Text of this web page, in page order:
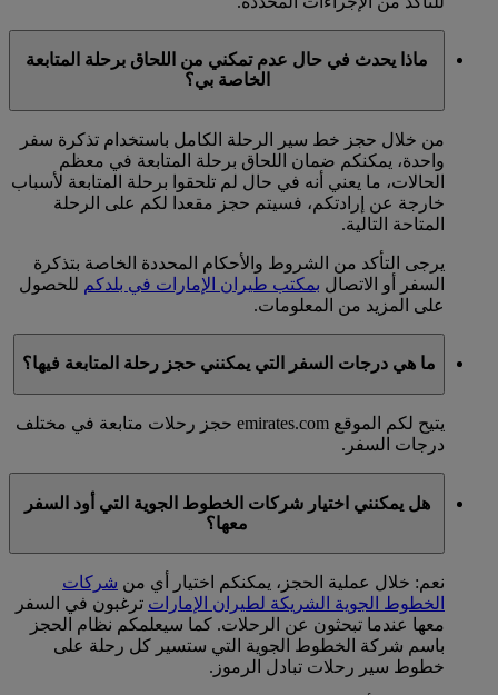
ماذا يحدث في حال عدم تمكني من اللحاق برحلة المتابعة
الخاصة بي؟
من خلال حجز خط سير الرحلة الكامل باستخدام تذكرة سفر
واحدة، يمكنكم ضمان اللحاق برحلة المتابعة في معظم
الحالات، ما يعني أنه في حال لم تلحقوا برحلة المتابعة لأسباب
خارجة عن إرادتكم، فسيتم حجز مقعدا لكم على الرحلة
المتاحة التالية.
يرجى التأكد من الشروط والأحكام المحددة الخاصة بتذكرة
السفر أو الاتصال بمكتب طيران الإمارات في بلدكم للحصول
على المزيد من المعلومات.
ما هي درجات السفر التي يمكنني حجز رحلة المتابعة فيها؟
يتيح لكم الموقع emirates.com حجز رحلات متابعة في مختلف
درجات السفر.
هل يمكنني اختيار شركات الخطوط الجوية التي أود السفر
معها؟
نعم: خلال عملية الحجز، يمكنكم اختيار أي من شركات
الخطوط الجوية الشريكة لطيران الإمارات ترغبون في السفر
معها عندما تبحثون عن الرحلات. كما سيعلمكم نظام الحجز
باسم شركة الخطوط الجوية التي ستسير كل رحلة على
خطوط سير رحلات تبادل الرموز.